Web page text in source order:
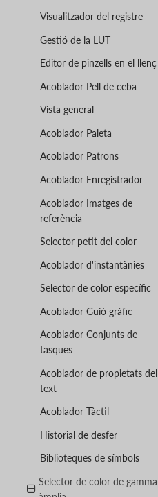
Visualitzador del registre
Gestió de la LUT
Editor de pinzells en el llenç
Acoblador Pell de ceba
Vista general
Acoblador Paleta
Acoblador Patrons
Acoblador Enregistrador
Acoblador Imatges de
referència
Selector petit del color
Acoblador d'instantànies
Selector de color específic
Acoblador Guió gràfic
Acoblador Conjunts de
tasques
Acoblador de propietats del
text
Acoblador Tàctil
Historial de desfer
Biblioteques de símbols
Selector de color de gamma